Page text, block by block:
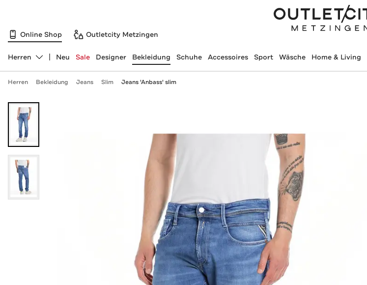
Online Shop Outletcity Metzingen
Abteilung ändern, ausgewählt:
Herren Neu Sale Designer Bekleidung Schuhe Accessoires Sport Wäsche Home & Living
Herren Bekleidung Jeans Slim Jeans 'Anbass' slim